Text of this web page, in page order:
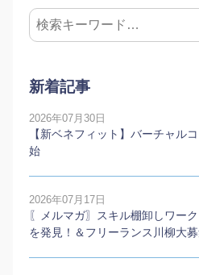
新着記事
2026年07月30日
【新ベネフィット】バーチャル
始
2026年07月17日
〖メルマガ〗スキル棚卸しワー
を発見！＆フリーランス川柳大